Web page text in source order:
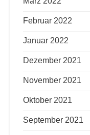
Februar 2022
Januar 2022
Dezember 2021
November 2021
Oktober 2021
September 2021